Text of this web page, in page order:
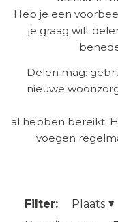
Heb je een
je graag wilt
Delen mag:
nieuwe
al hebben bereikt.
voegen